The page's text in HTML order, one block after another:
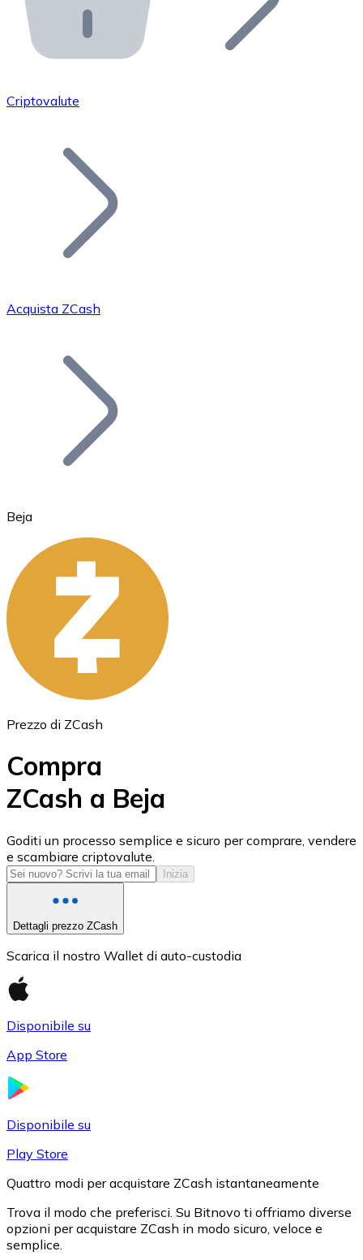
API Bitnovo
Integra la nostra API nel tuo ecosistema.
Unisciti alla nostra rete di rivenditori e
Aggiungi il token del tuo progetto al nostro servizio di
Bitcoin
Ethereum
ETH
USD Coin
USDC
Criptovalute
Acquista ZCash
Beja
Prezzo di ZCash
Compra
ZCash a Beja
Goditi un processo semplice e sicuro per comprare, vendere
e scambiare criptovalute.
Inizia
Dettagli prezzo ZCash
Scarica il nostro Wallet di auto-custodia
Disponibile su
App Store
Disponibile su
Play Store
Quattro modi per acquistare ZCash istantaneamente
Trova il modo che preferisci. Su Bitnovo ti offriamo diverse
opzioni per acquistare ZCash in modo sicuro, veloce e
semplice.